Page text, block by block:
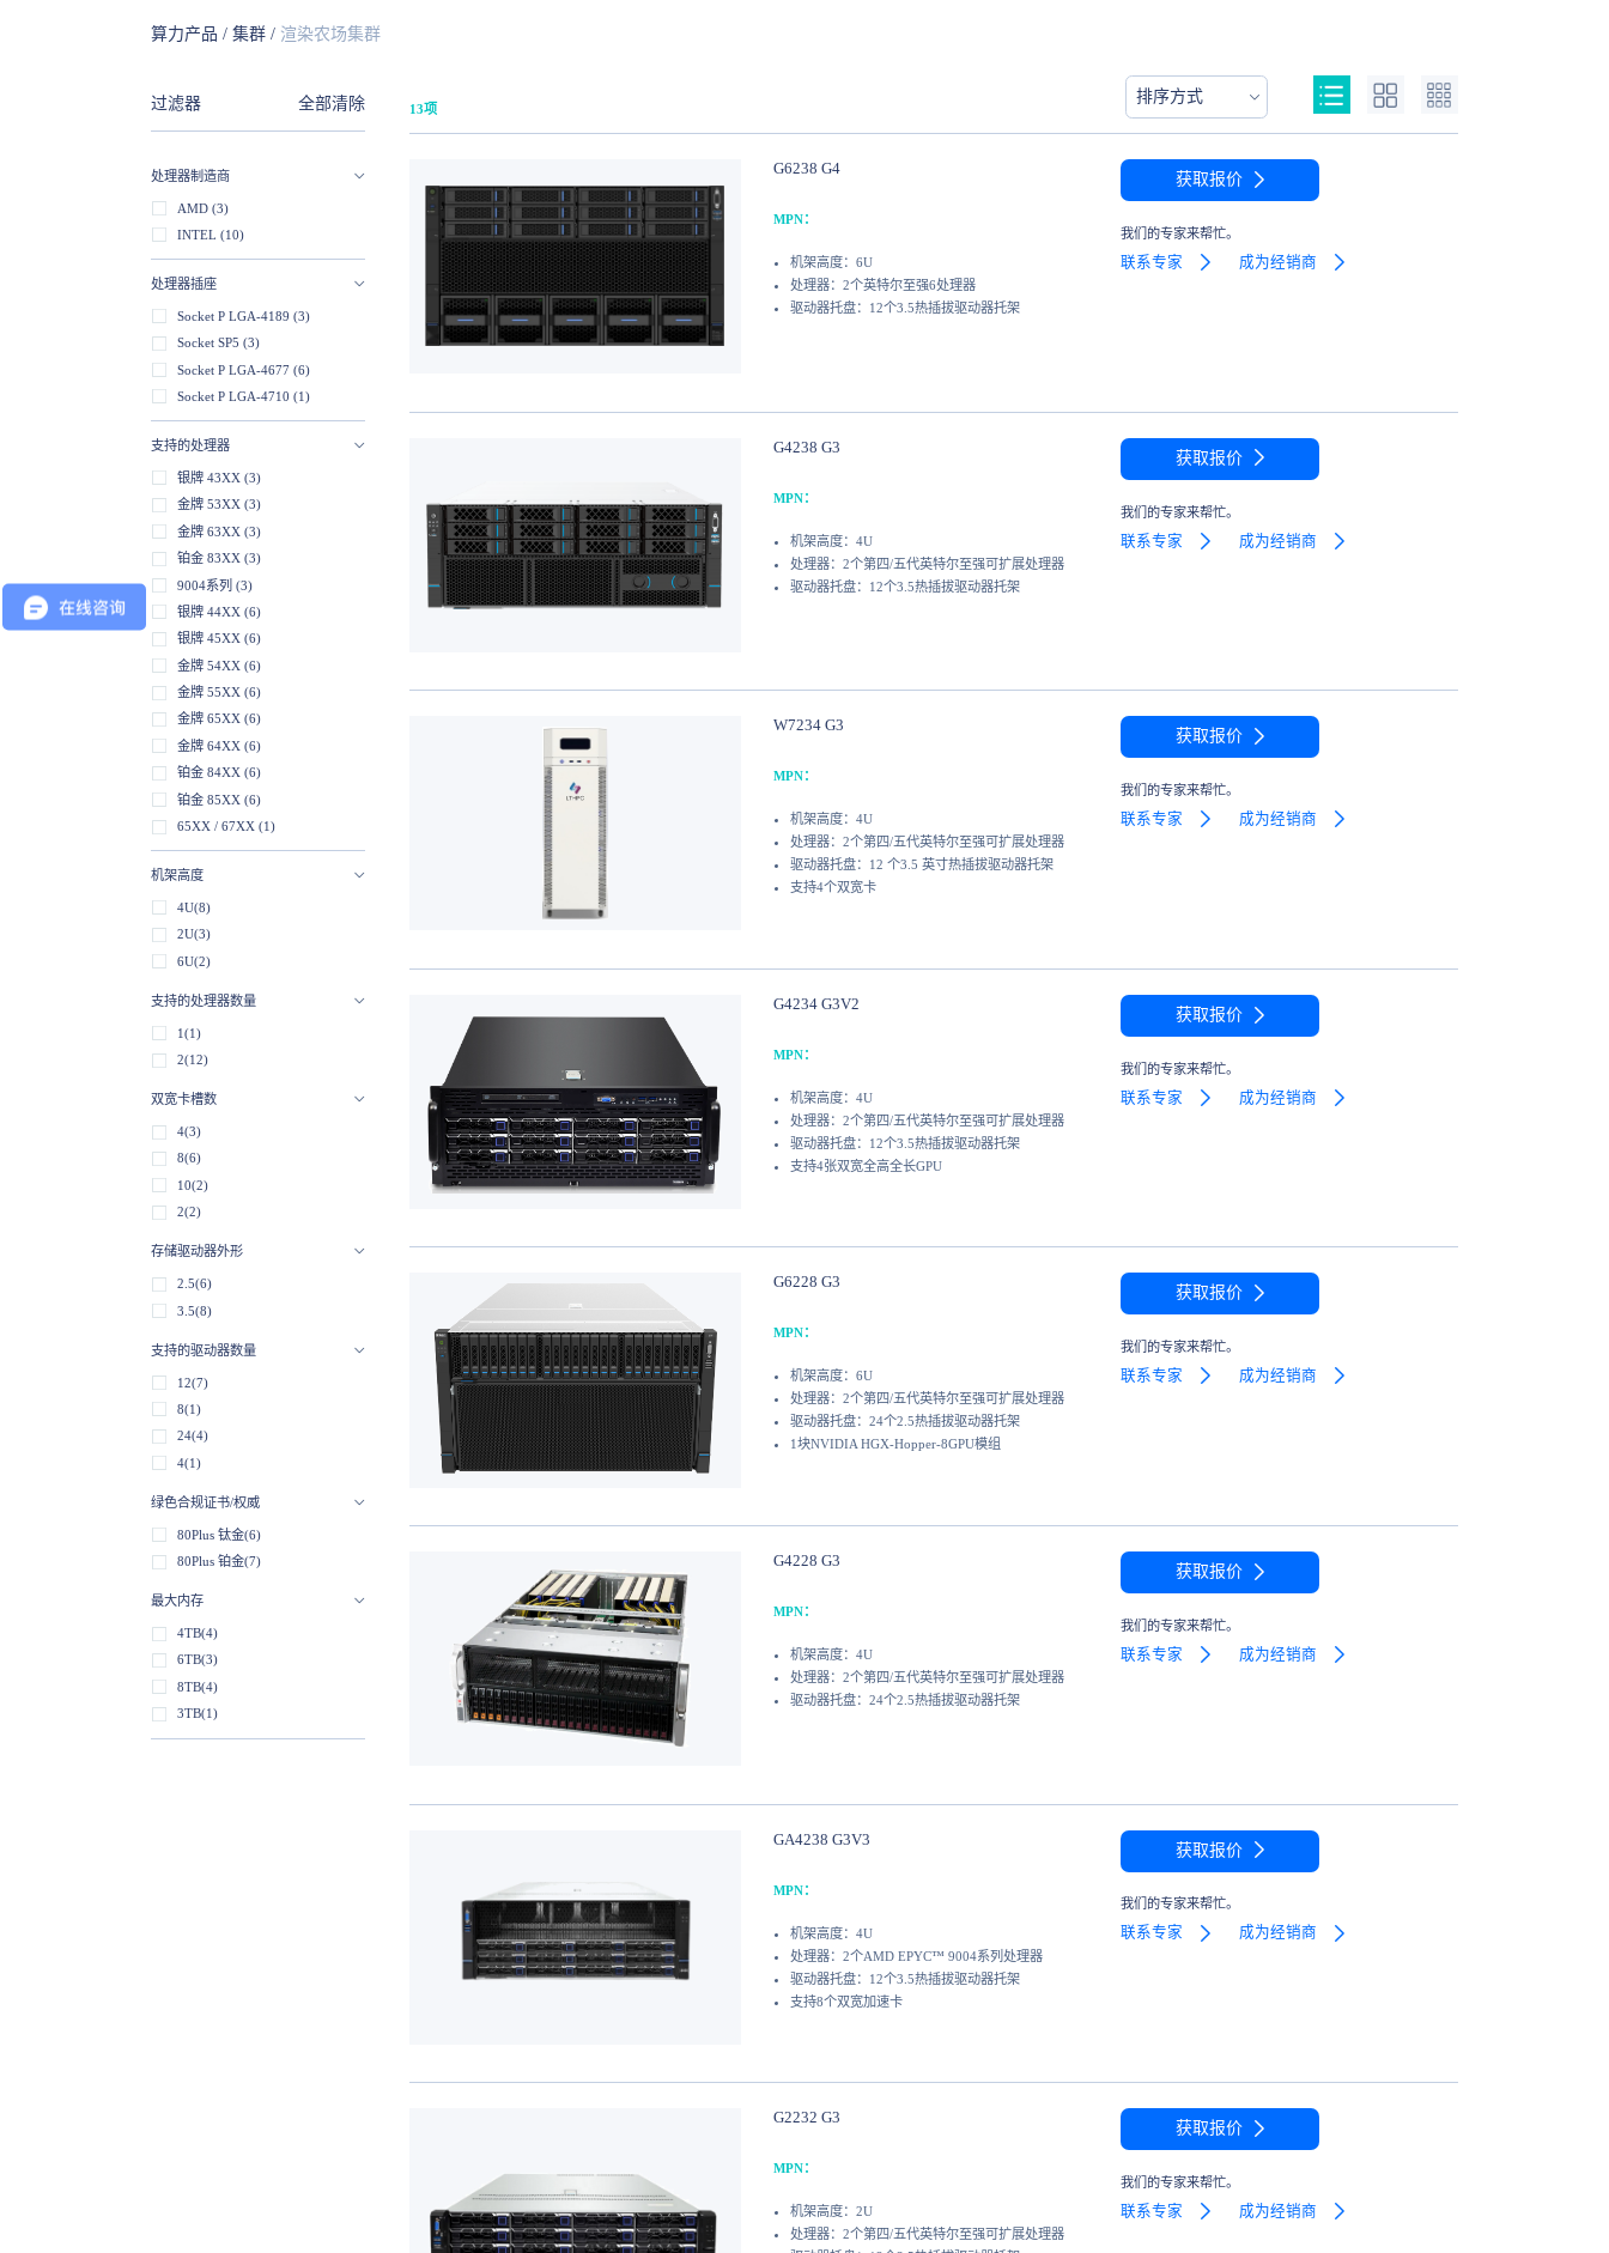
算力产品 / 集群 / 渲染农场集群
过滤器 全部清除
处理器制造商
AMD (3)
INTEL (10)
处理器插座
Socket P LGA-4189 (3)
Socket SP5 (3)
Socket P LGA-4677 (6)
Socket P LGA-4710 (1)
支持的处理器
银牌 43XX (3)
金牌 53XX (3)
金牌 63XX (3)
铂金 83XX (3)
9004系列 (3)
银牌 44XX (6)
银牌 45XX (6)
金牌 54XX (6)
金牌 55XX (6)
金牌 65XX (6)
金牌 64XX (6)
铂金 84XX (6)
铂金 85XX (6)
65XX / 67XX (1)
机架高度
4U(8)
2U(3)
6U(2)
支持的处理器数量
1(1)
2(12)
双宽卡槽数
4(3)
8(6)
10(2)
2(2)
存储驱动器外形
2.5(6)
3.5(8)
支持的驱动器数量
12(7)
8(1)
24(4)
4(1)
绿色合规证书/权威
80Plus 钛金(6)
80Plus 铂金(7)
最大内存
4TB(4)
6TB(3)
8TB(4)
3TB(1)
13项
排序方式
G6238 G4
MPN：
机架高度：6U
处理器：2个英特尔至强6处理器
驱动器托盘：12个3.5热插拔驱动器托架
获取报价
我们的专家来帮忙。
联系专家 成为经销商
G4238 G3
MPN：
机架高度：4U
处理器：2个第四/五代英特尔至强可扩展处理器
驱动器托盘：12个3.5热插拔驱动器托架
获取报价
我们的专家来帮忙。
联系专家 成为经销商
W7234 G3
MPN：
机架高度：4U
处理器：2个第四/五代英特尔至强可扩展处理器
驱动器托盘：12 个3.5 英寸热插拔驱动器托架
支持4个双宽卡
获取报价
我们的专家来帮忙。
联系专家 成为经销商
G4234 G3V2
MPN：
机架高度：4U
处理器：2个第四/五代英特尔至强可扩展处理器
驱动器托盘：12个3.5热插拔驱动器托架
支持4张双宽全高全长GPU
获取报价
我们的专家来帮忙。
联系专家 成为经销商
G6228 G3
MPN：
机架高度：6U
处理器：2个第四/五代英特尔至强可扩展处理器
驱动器托盘：24个2.5热插拔驱动器托架
1块NVIDIA HGX-Hopper-8GPU模组
获取报价
我们的专家来帮忙。
联系专家 成为经销商
G4228 G3
MPN：
机架高度：4U
处理器：2个第四/五代英特尔至强可扩展处理器
驱动器托盘：24个2.5热插拔驱动器托架
获取报价
我们的专家来帮忙。
联系专家 成为经销商
GA4238 G3V3
MPN：
机架高度：4U
处理器：2个AMD EPYC™ 9004系列处理器
驱动器托盘：12个3.5热插拔驱动器托架
支持8个双宽加速卡
获取报价
我们的专家来帮忙。
联系专家 成为经销商
G2232 G3
MPN：
机架高度：2U
处理器：2个第四/五代英特尔至强可扩展处理器
获取报价
我们的专家来帮忙。
联系专家 成为经销商